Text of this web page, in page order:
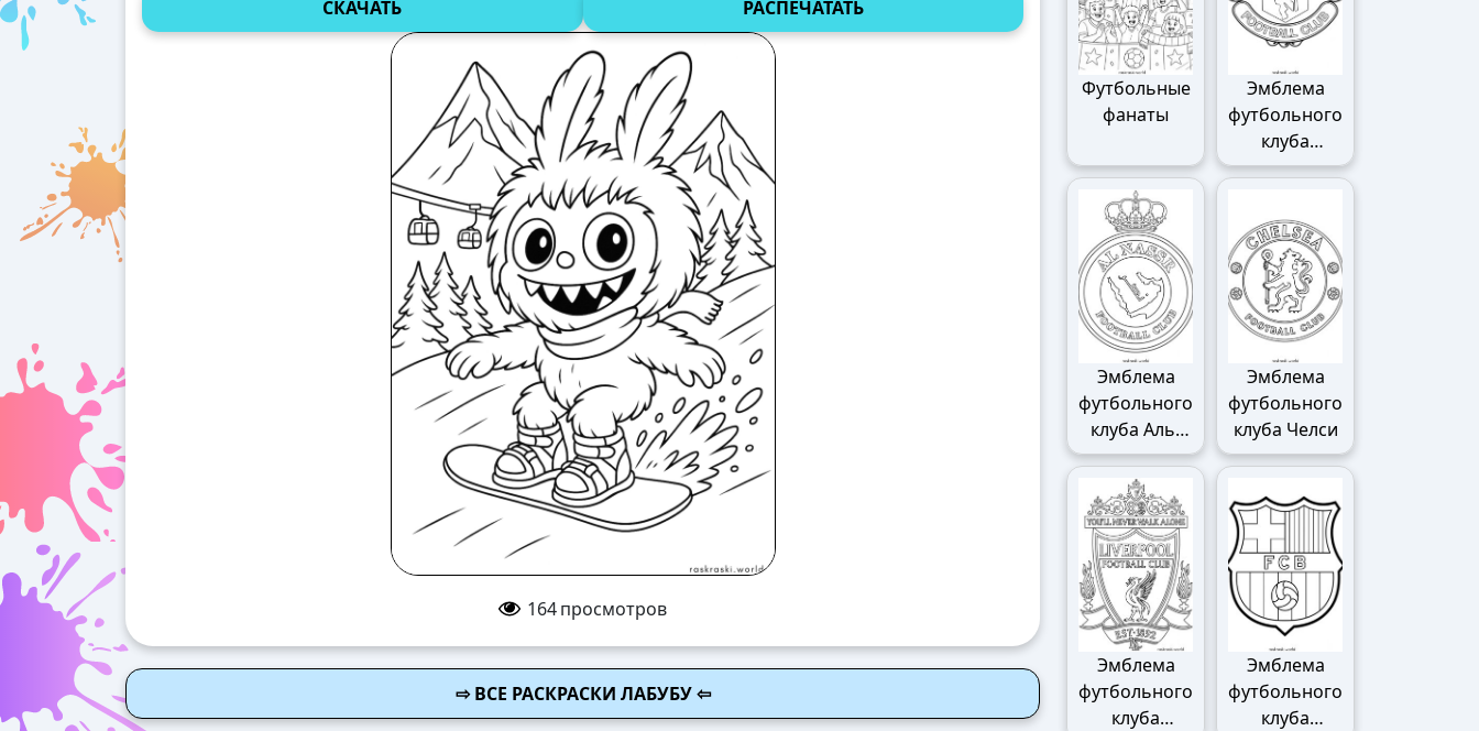
СКАЧАТЬ РАСПЕЧАТАТЬ
164просмотров
⇨ ВСЕ РАСКРАСКИ ЛАБУБУ ⇦
Футбольные
фанаты
Эмблема
футбольного
клуба
Манчестер
Эмблема
футбольного
клуба Аль-
Наср
Эмблема
футбольного
клуба Челси
Эмблема
футбольного
клуба
Эмблема
футбольного
клуба